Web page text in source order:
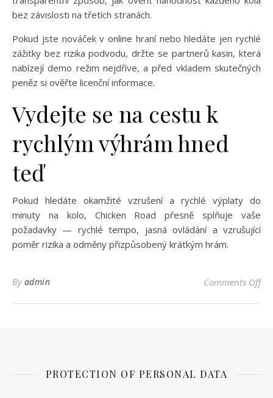
bez závislosti na třetích stranách.
Pokud jste nováček v online hraní nebo hledáte jen rychlé
zážitky bez rizika podvodu, držte se partnerů kasin, která
nabízejí demo režim nejdříve, a před vkladem skutečných
peněz si ověřte licenční informace.
Vydejte se na cestu k
rychlým výhrám hned
teď
Pokud hledáte okamžité vzrušení a rychlé výplaty do
minuty na kolo, Chicken Road přesně splňuje vaše
požadavky — rychlé tempo, jasná ovládání a vzrušující
poměr rizika a odměny přizpůsobený krátkým hrám.
By admin Comments Offon
PROTECTION OF PERSONAL DATA